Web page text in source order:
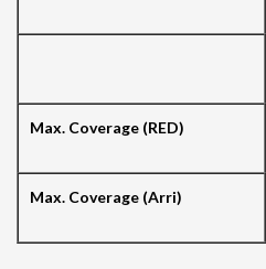
Max. Coverage (RED)
Max. Coverage (Arri)